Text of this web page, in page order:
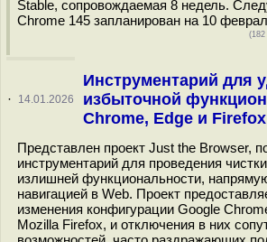
Stable, сопровождаемая 8 недель.
Chrome 145 запланирован на 10
(182
· 14.01.2026
Инструментарий для
избыточной
Chrome, Edge и Firefox
Представлен проект Just the Browser,
инструментарий для проведения
излишней функциональности,
навигацией в Web. Проект
изменения конфигурации Google
Mozilla Firefox, и отключения в них